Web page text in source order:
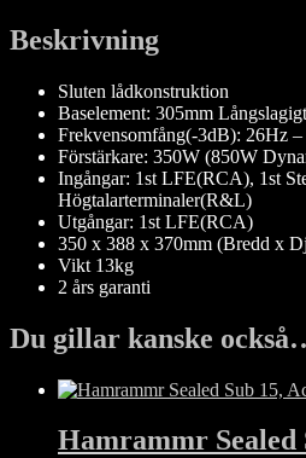
Beskrivning
Sluten lådkonstruktion
Baselement: 305mm
Frekvensomfång(-3dB): 26Hz
Förstärkare: 350W (850W
Ingångar: 1st LFE(RCA), 1st
Högtalarterminaler(R&L)
Utgångar: 1st LFE(RCA)
350 x 388 x 370mm (Bredd x
Vikt 13kg
2 års garanti
Du gillar kanske
Hamrammr Sealed